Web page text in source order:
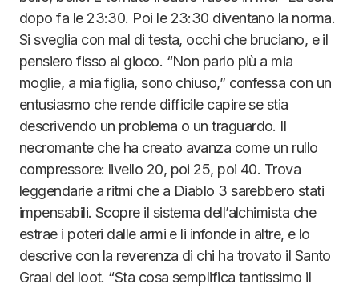
dopo fa le 23:30. Poi le 23:30 diventano la norma.
Si sveglia con mal di testa, occhi che bruciano, e il
pensiero fisso al gioco. “Non parlo più a mia
moglie, a mia figlia, sono chiuso,” confessa con un
entusiasmo che rende difficile capire se stia
descrivendo un problema o un traguardo. Il
necromante che ha creato avanza come un rullo
compressore: livello 20, poi 25, poi 40. Trova
leggendarie a ritmi che a Diablo 3 sarebbero stati
impensabili. Scopre il sistema dell’alchimista che
estrae i poteri dalle armi e li infonde in altre, e lo
descrive con la reverenza di chi ha trovato il Santo
Graal del loot. “Sta cosa semplifica tantissimo il